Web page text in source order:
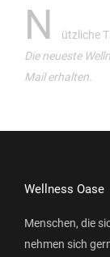
N
ützliche
Die neueste
Mail erhalten.
Wellness Oase
Menschen, die
nehmen sich